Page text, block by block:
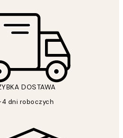
DOSTAWA
dni roboczych